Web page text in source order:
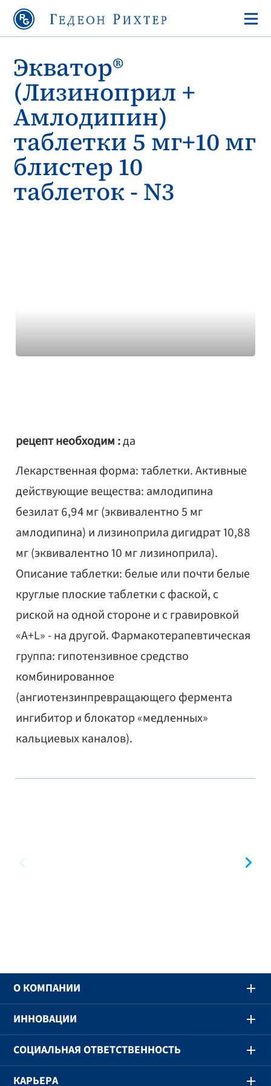
Экватор®
(Лизиноприл +
Амлодипин)
таблетки 5 мг+10 мг
блистер 10
таблеток - N3
рецепт необходим :да
Лекарственная форма: таблетки. Активные
действующие вещества: амлодипина
безилат 6,94 мг (эквивалентно 5 мг
амлодипина) и лизиноприла дигидрат 10,88
мг (эквивалентно 10 мг лизиноприла).
Описание таблетки: белые или почти белые
круглые плоские таблетки с фаской, с
риской на одной стороне и с гравировкой
«А+L» - на другой. Фармакотерапевтическая
группа: гипотензивное средство
комбинированное
(ангиотензинпревращающего фермента
ингибитор и блокатор «медленных»
кальциевых каналов).
предыдущий
O КОМПАНИИ
ИННОВАЦИИ
СОЦИАЛЬНАЯ ОТВЕТСТВЕННОСТЬ
КАРЬЕРА